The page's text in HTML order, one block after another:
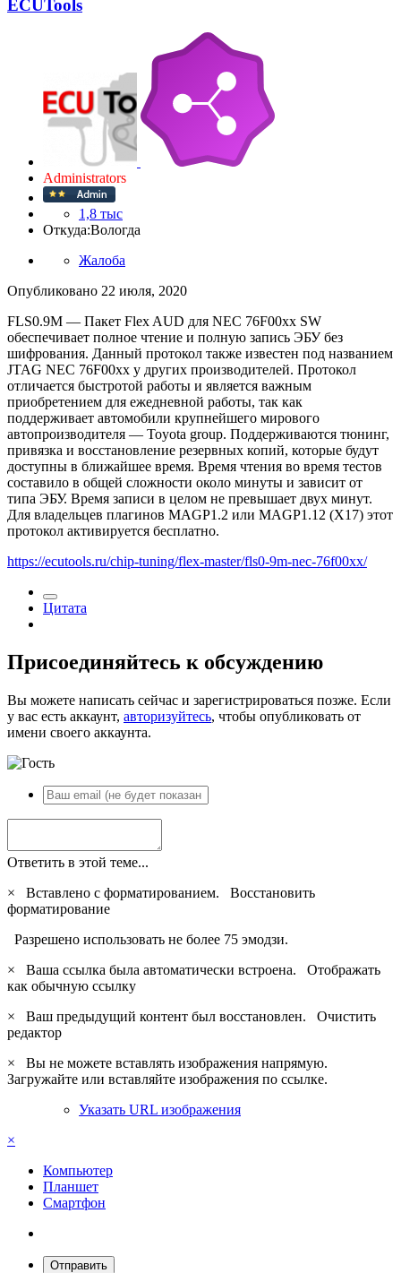
ECUTools
Administrators
1,8 тыс
Откуда:Вологда
Жалоба
Опубликовано 22 июля, 2020
FLS0.9M — Пакет Flex AUD для NEC 76F00xx SW
обеспечивает полное чтение и полную запись ЭБУ без
шифрования. Данный протокол также известен под названием
JTAG NEC 76F00xx у других производителей. Протокол
отличается быстротой работы и является важным
приобретением для ежедневной работы, так как
поддерживает автомобили крупнейшего мирового
автопроизводителя — Toyota group. Поддерживаются тюнинг,
привязка и восстановление резервных копий, которые будут
доступны в ближайшее время. Время чтения во время тестов
составило в общей сложности около минуты и зависит от
типа ЭБУ. Время записи в целом не превышает двух минут.
Для владельцев плагинов MAGP1.2 или MAGP1.12 (X17) этот
протокол активируется бесплатно.
https://ecutools.ru/chip-tuning/flex-master/fls0-9m-nec-76f00xx/
Цитата
Присоединяйтесь к обсуждению
Вы можете написать сейчас и зарегистрироваться позже. Если
у вас есть аккаунт, авторизуйтесь, чтобы опубликовать от
имени своего аккаунта.
Ответить в этой теме...
×
Вставлено с форматированием. Восстановить
форматирование
Разрешено использовать не более 75 эмодзи.
×
Ваша ссылка была автоматически встроена. Отображать
как обычную ссылку
×
Ваш предыдущий контент был восстановлен. Очистить
редактор
×
Вы не можете вставлять изображения напрямую.
Загружайте или вставляйте изображения по ссылке.
Указать URL изображения
×
Компьютер
Планшет
Смартфон
Отправить